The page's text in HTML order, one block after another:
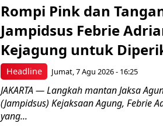
Headline
Rompi Pink dan
Jampidsus Febrie
Kejagung untuk
Jumat, 7 Agu 2026 - 16:25
JAKARTA — Langkah mantan Jaksa
(Jampidsus) Kejaksaan Agung, Febrie
yang...